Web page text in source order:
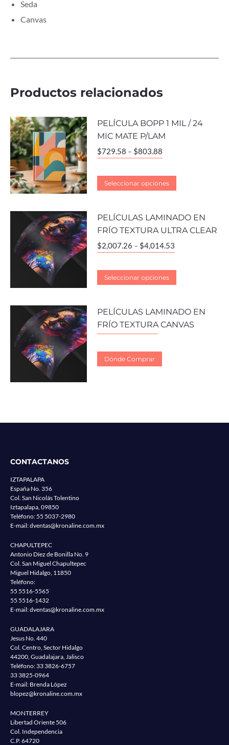
Seda
Canvas
Productos relacionados
PELÍCULA BOPP 1 MIL / 24
MIC MATE P/LAM
$729.58 – $803.88
Seleccionar opciones
PELÍCULAS LAMINADO EN
FRÍO TEXTURA ULTRA CLEAR
$2,007.26 – $4,014.53
Seleccionar opciones
PELÍCULAS LAMINADO EN
FRÍO TEXTURA CANVAS
Dónde Comprar
CONTACTANOS
IZTAPALAPA
España No. 356
Col. San Nicolás Tolentino
Iztapalapa, 09850
Teléfono: 55 5037-2980
E-mail:dventas@kronaline.com.mx
CHAPULTEPEC
Antonio Díez de Bonilla No. 9
Col. San Miguel Chapultepec
Miguel Hidalgo, 11850
Teléfono:
55 5516-5565
55 5516-1432
E-mail:dventas@kronaline.com.mx
GUADALAJARA
Jesus No. 440
Col. Centro, Sector Hidalgo
44200, Guadalajara, Jalisco
Teléfono: 33 3826-6757
33 3825-0964
E-mail: Brenda López
blopez@kronaline.com.mx
MONTERREY
Libertad Oriente 506
Col. Independencia
C.P. 64720